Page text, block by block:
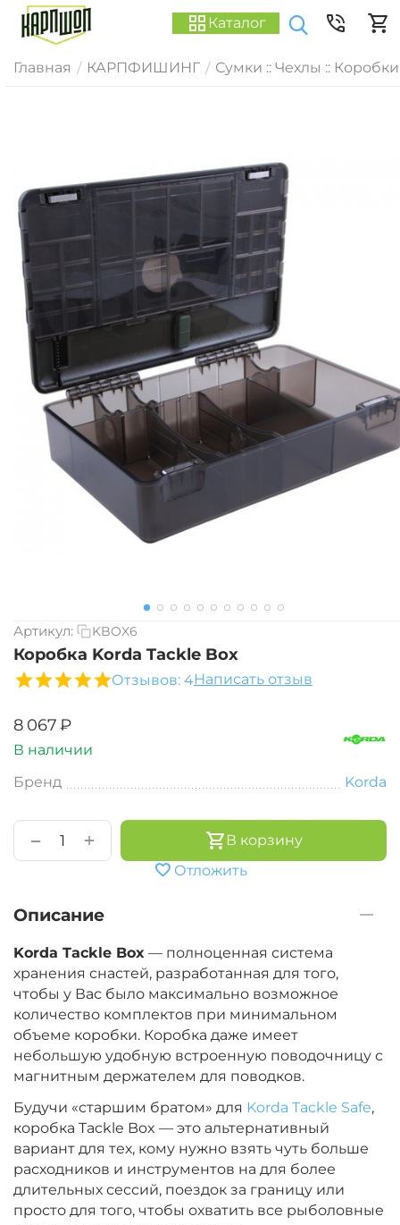
Каталог
Главная / КАРПФИШИНГ / Сумки :: Чехлы :: Коробки
Артикул: KBOX6
Коробка Korda Tackle Box
Отзывов: 4Написать отзыв
‍8 067‍₽
В наличии
Бренд
Korda
+
−
В корзину
Отложить
Описание
Korda Tackle Box — полноценная система
хранения снастей, разработанная для того,
чтобы у Вас было максимально возможное
количество комплектов при минимальном
объеме коробки. Коробка даже имеет
небольшую удобную встроенную поводочницу с
магнитным держателем для поводков.
Будучи «старшим братом» для Korda Tackle Safe,
коробка Tackle Box — это альтернативный
вариант для тех, кому нужно взять чуть больше
расходников и инструментов на для более
длительных сессий, поездок за границу или
просто для того, чтобы охватить все рыболовные